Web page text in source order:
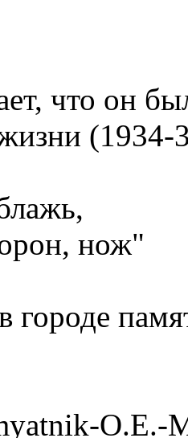
что он
(1934-
нож"
городе
O.E.-